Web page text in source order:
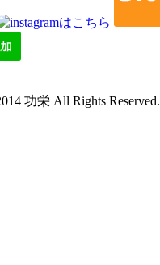
功栄 All Rights Reserved.